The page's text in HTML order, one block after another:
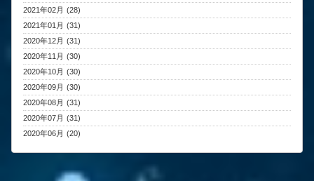
2021年02月 (28)
2021年01月 (31)
2020年12月 (31)
2020年11月 (30)
2020年10月 (30)
2020年09月 (30)
2020年08月 (31)
2020年07月 (31)
2020年06月 (20)